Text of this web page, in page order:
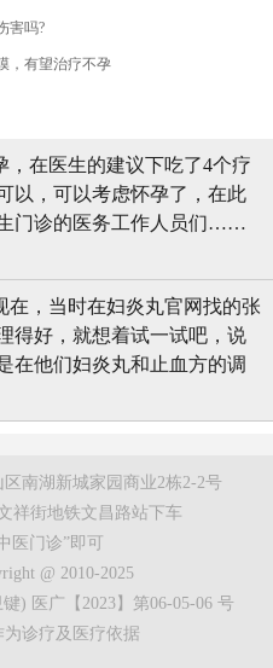
害吗?
，有望治疗不孕
在医生的建议下吃了4个疗
以，可以考虑怀孕了，在此
门诊的医务工作人员们……
，当时在妇炎丸官网找的张
得好，就想着试一试吧，说
在他们妇炎丸和止血方的调
南湖新城家园商业2栋2-2号
祥街地铁文昌路站下车
医门诊”即可
@ 2010-2025
) 医广【2023】第06-05-06 号
诊疗及医疗依据